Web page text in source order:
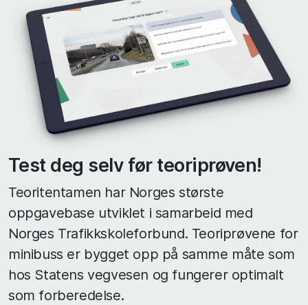
Test deg selv før teoriprøven!
Teoritentamen har Norges største
oppgavebase utviklet i samarbeid med
Norges Trafikkskoleforbund. Teoriprøvene for
minibuss er bygget opp på samme måte som
hos Statens vegvesen og fungerer optimalt
som forberedelse.